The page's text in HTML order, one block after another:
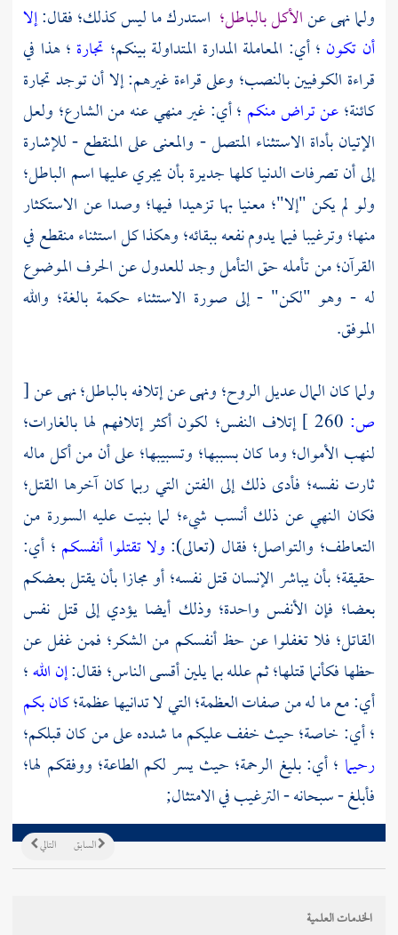
ولما نهى عنالأكل بالباطل؛ استدرك ما ليس كذلك؛ فقال:إلا
أن تكون ؛ أي: المعاملة المدارة المتداولة بينكم؛ تجارة ؛ هذا في
قراءة الكوفيين بالنصب؛ وعلى قراءة غيرهم: إلا أن توجد تجارة
كائنة؛عن تراض منكم ؛ أي: غير منهي عنه من الشارع؛ ولعل
الإتيان بأداة الاستثناء المتصل - والمعنى على المنقطع - للإشارة
إلى أن تصرفات الدنيا كلها جديرة بأن يجري عليها اسم الباطل؛
ولو لم يكن "إلا"؛ معنيا بها تزهيدا فيها؛ وصدا عن الاستكثار
منها؛ وترغيبا فيما يدوم نفعه ببقائه؛ وهكذا كل استثناء منقطع في
القرآن؛ من تأمله حق التأمل وجد للعدول عن الحرف الموضوع
له - وهو "لكن" - إلى صورة الاستثناء حكمة بالغة؛ والله
الموفق.
ولما كان المال عديل الروح؛ ونهى عن إتلافه بالباطل؛ نهى عن[
ص:
إتلاف النفس؛ لكون أكثر إتلافهم لها بالغارات؛
لنهب الأموال؛ وما كان بسببها؛ وتسبيبها؛ على أن من أكل ماله
ثارت نفسه؛ فأدى ذلك إلى الفتن التي ربما كان آخرها القتل؛
فكان النهي عن ذلك أنسب شيء؛ لما بنيت عليه السورة من
التعاطف؛ والتواصل؛ فقال (تعالى): ولا تقتلوا أنفسكم ؛ أي:
حقيقة؛ بأن يباشر الإنسان قتل نفسه؛ أو مجازا بأن يقتل بعضكم
بعضا؛ فإن الأنفس واحدة؛ وذلك أيضا يؤدي إلى قتل نفس
القاتل؛ فلا تغفلوا عن حظ أنفسكم من الشكر؛ فمن غفل عن
حظها فكأنما قتلها؛ ثم علله بما يلين أقسى الناس؛ فقال:إن الله؛
أي: مع ما له من صفات العظمة؛ التي لا تدانيها عظمة؛كان بكم
؛ أي: خاصة؛ حيث خفف عليكم ما شدده على من كان قبلكم؛
رحيما ؛ أي: بليغ الرحمة؛ حيث يسر لكم الطاعة؛ ووفقكم لها؛
فأبلغ - سبحانه - الترغيب في الامتثال;
التالي السابق
الخدمات العلمية